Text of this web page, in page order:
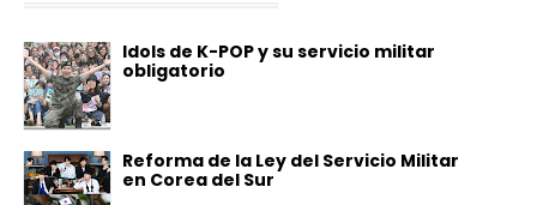
Idols de K-POP y su servicio militar
obligatorio
Reforma de la Ley del Servicio Militar
en Corea del Sur